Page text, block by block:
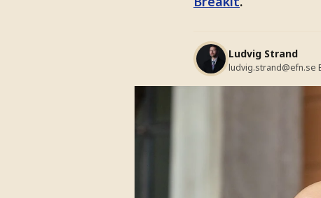
Ludvig Strand
ludvig.strand@efn.se